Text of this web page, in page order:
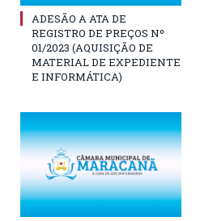
ADESÃO A ATA DE
REGISTRO DE PREÇOS Nº
01/2023 (AQUISIÇÃO DE
MATERIAL DE EXPEDIENTE
E INFORMÁTICA)